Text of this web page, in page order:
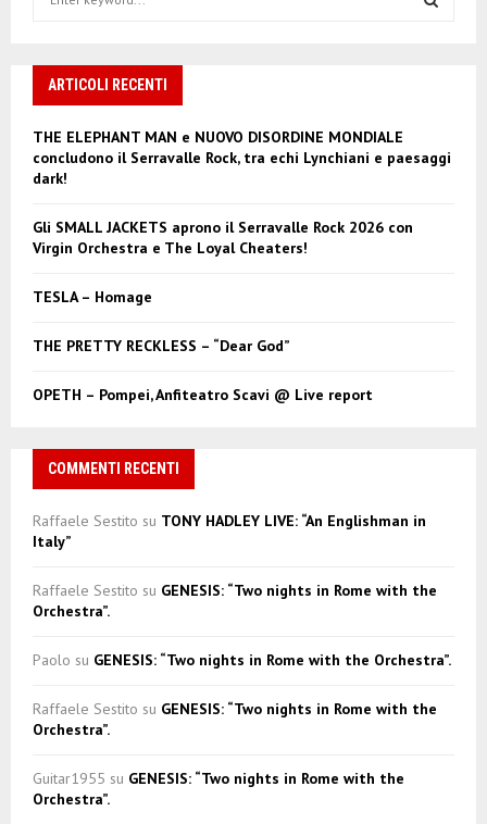
h
r
ARTICOLI RECENTI
THE ELEPHANT MAN e NUOVO DISORDINE MONDIALE
concludono il Serravalle Rock, tra echi Lynchiani e paesaggi
dark!
Gli SMALL JACKETS aprono il Serravalle Rock 2026 con
Virgin Orchestra e The Loyal Cheaters!
TESLA – Homage
THE PRETTY RECKLESS – “Dear God”
OPETH – Pompei, Anfiteatro Scavi @ Live report
COMMENTI RECENTI
Raffaele Sestito su TONY HADLEY LIVE: “An Englishman in
Italy”
Raffaele Sestito su GENESIS: “Two nights in Rome with the
Orchestra”.
Paolo su GENESIS: “Two nights in Rome with the Orchestra”.
Raffaele Sestito su GENESIS: “Two nights in Rome with the
Orchestra”.
Guitar1955 su GENESIS: “Two nights in Rome with the
Orchestra”.